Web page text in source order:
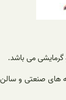
می باشد.
های صنعتی و سالن